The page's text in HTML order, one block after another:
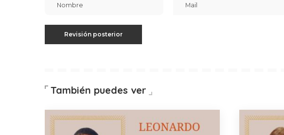
También puedes ver